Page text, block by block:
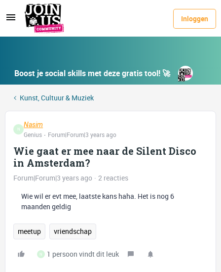
Inloggen
Boost je social skills met deze gratis tool! 🚀
Kunst, Cultuur & Muziek
N
Nasim
Genius
Forum|Forum|3 years ago
Wie gaat er mee naar de Silent Disco
in Amsterdam?
Forum|Forum|3 years ago
2 reacties
Wie wil er evt mee, laatste kans haha. Het is nog 6
maanden geldig
meetup vriendschap
N 1 persoon vindt dit leuk